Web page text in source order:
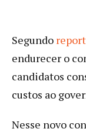
Segundo
endurecer o
candidatos
custos ao
Nesse novo